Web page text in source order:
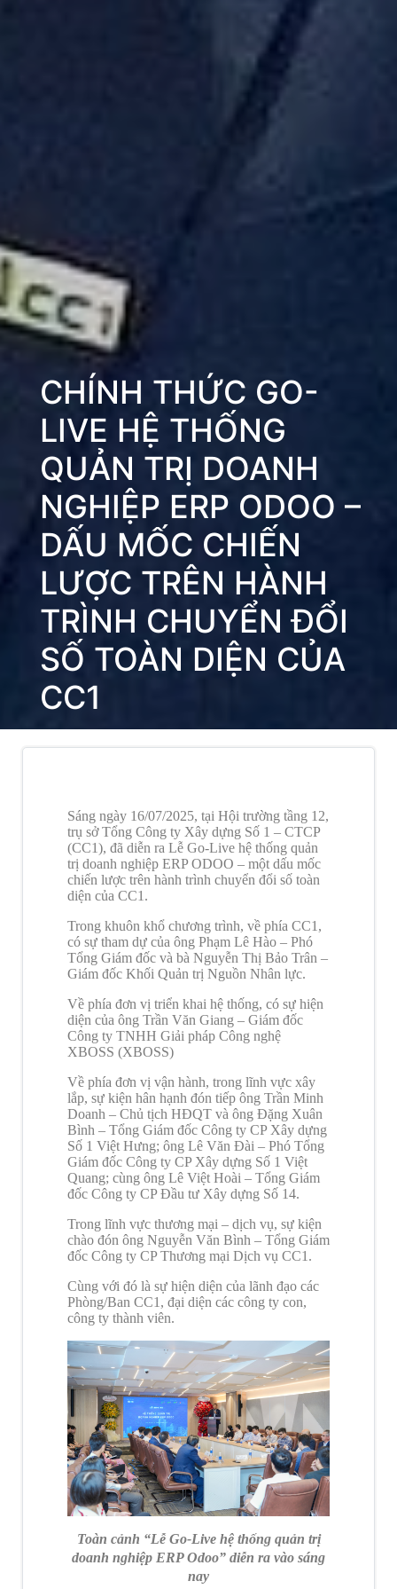
CHÍNH THỨC GO-
LIVE HỆ THỐNG
QUẢN TRỊ DOANH
NGHIỆP ERP ODOO –
DẤU MỐC CHIẾN
LƯỢC TRÊN HÀNH
TRÌNH CHUYỂN ĐỔI
SỐ TOÀN DIỆN CỦA
CC1
Sáng ngày 16/07/2025, tại Hội trường tầng 12,
trụ sở Tổng Công ty Xây dựng Số 1 – CTCP
(CC1), đã diễn ra Lễ Go-Live hệ thống quản
trị doanh nghiệp ERP ODOO – một dấu mốc
chiến lược trên hành trình chuyển đổi số toàn
diện của CC1.
Trong khuôn khổ chương trình, về phía CC1,
có sự tham dự của ông Phạm Lê Hào – Phó
Tổng Giám đốc và bà Nguyễn Thị Bảo Trân –
Giám đốc Khối Quản trị Nguồn Nhân lực.
Về phía đơn vị triển khai hệ thống, có sự hiện
diện của ông Trần Văn Giang – Giám đốc
Công ty TNHH Giải pháp Công nghệ
XBOSS (XBOSS)
Về phía đơn vị vận hành, trong lĩnh vực xây
lắp, sự kiện hân hạnh đón tiếp ông Trần Minh
Doanh – Chủ tịch HĐQT và ông Đặng Xuân
Bình – Tổng Giám đốc Công ty CP Xây dựng
Số 1 Việt Hưng; ông Lê Văn Đài – Phó Tổng
Giám đốc Công ty CP Xây dựng Số 1 Việt
Quang; cùng ông Lê Việt Hoài – Tổng Giám
đốc Công ty CP Đầu tư Xây dựng Số 14.
Trong lĩnh vực thương mại – dịch vụ, sự kiện
chào đón ông Nguyễn Văn Bình – Tổng Giám
đốc Công ty CP Thương mại Dịch vụ CC1.
Cùng với đó là sự hiện diện của lãnh đạo các
Phòng/Ban CC1, đại diện các công ty con,
công ty thành viên.
Toàn cảnh “Lễ Go-Live hệ thống quản trị
doanh nghiệp ERP Odoo” diễn ra vào sáng
nay